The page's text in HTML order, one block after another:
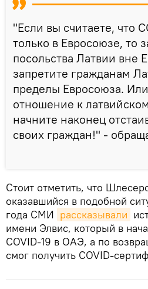
"Если вы считаете, что
только в Евросоюзе, то
посольства Латвии вне
запретите гражданам
пределы Евросоюза.
отношение к
начните наконец
своих граждан!" -
Стоит отметить, что
оказавшийся в подобной
года СМИ рассказывали
имени Элвис, который в
COVID-19 в ОАЭ, а по
смог получить COVID-